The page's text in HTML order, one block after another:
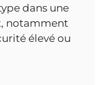
dans une
notamment
élevé ou